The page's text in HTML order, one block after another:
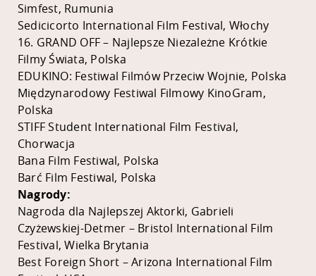
Simfest, Rumunia
Sedicicorto International Film Festival, Włochy
16. GRAND OFF – Najlepsze Niezależne Krótkie
Filmy Świata, Polska
EDUKINO: Festiwal Filmów Przeciw Wojnie, Polska
Międzynarodowy Festiwal Filmowy KinoGram,
Polska
STIFF Student International Film Festival,
Chorwacja
Bana Film Festiwal, Polska
Barć Film Festiwal, Polska
Nagrody:
Nagroda dla Najlepszej Aktorki, Gabrieli
Czyżewskiej-Detmer – Bristol International Film
Festival, Wielka Brytania
Best Foreign Short – Arizona International Film